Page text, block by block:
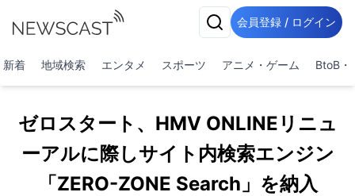
会員登録 / ログイン
新着 地域検索 エンタメ スポーツ アニメ・ゲーム BtoB・
ゼロスタート、HMV ONLINEリニュ
ーアルに際しサイト内検索エンジン
「ZERO-ZONE Search」を納入